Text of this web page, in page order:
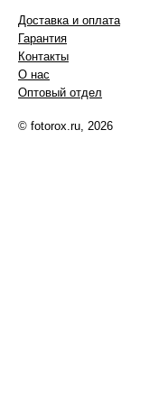
Доставка и оплата
Гарантия
Контакты
О нас
Оптовый отдел
© fotorox.ru, 2026